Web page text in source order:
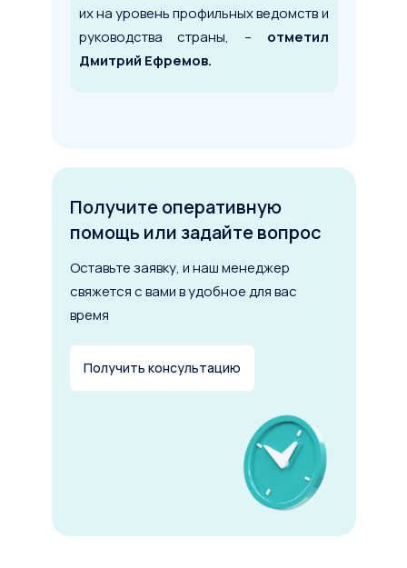
их на уровень профильных ведомств и
руководства страны, –отметил
Дмитрий Ефремов.
Получите оперативную
помощь или задайте вопрос
Оставьте заявку, и наш менеджер
свяжется с вами в удобное для вас
время
Получить консультацию
от 0 до 49%